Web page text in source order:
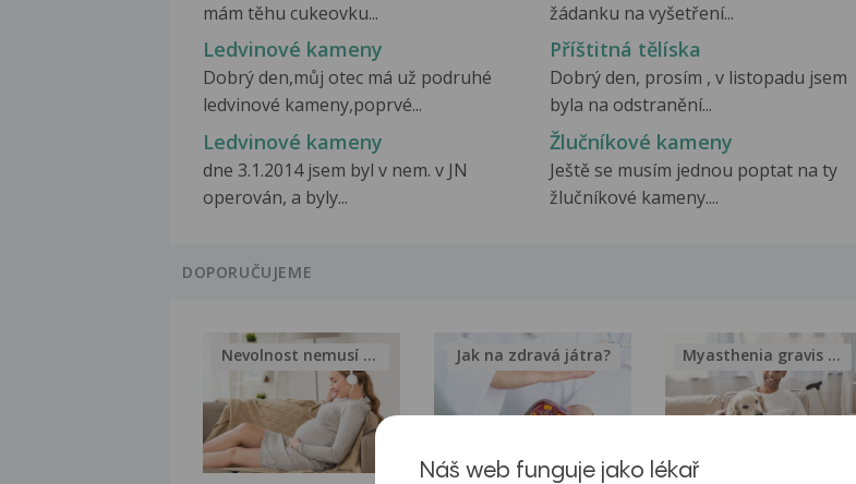
mám těhu cukeovku...
žádanku na vyšetření...
Ledvinové kameny
Dobrý den,můj otec má už podruhé
ledvinové kameny,poprvé...
Příštitná tělíska
Dobrý den, prosím , v listopadu jsem
byla na odstranění...
Ledvinové kameny
dne 3.1.2014 jsem byl v nem. v JN
operován, a byly...
Žlučníkové kameny
Ještě se musím jednou poptat na ty
žlučníkové kameny....
DOPORUČUJEME
Nevolnost nemusí být nutnou... Jak na zdravá játra? Myasthenia gravis – vše, co...
Náš web funguje jako lékař